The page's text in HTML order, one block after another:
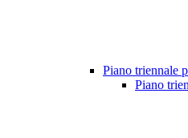
Piano triennale
Piano